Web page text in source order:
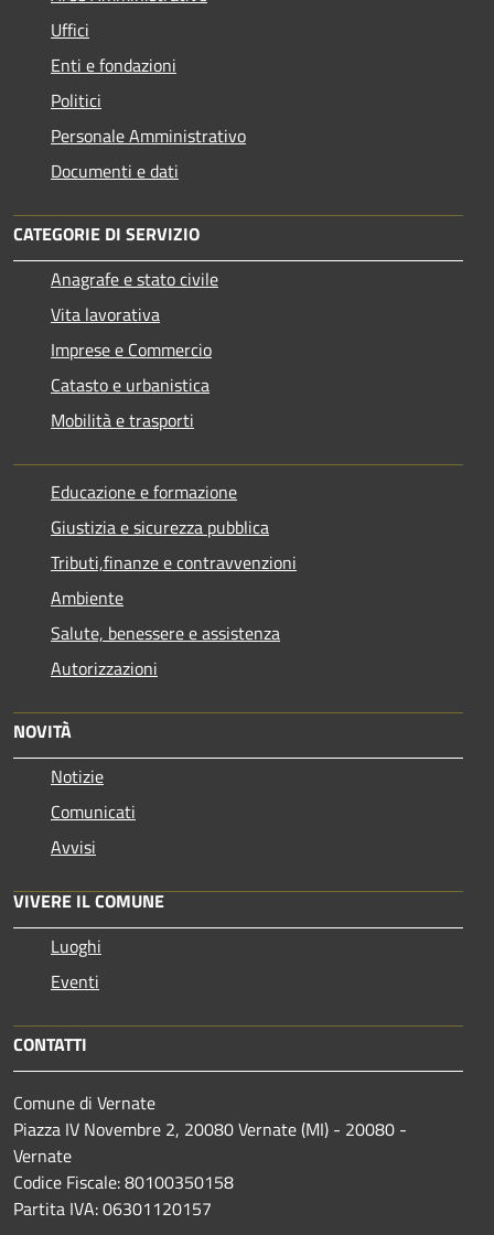
Uffici
Enti e fondazioni
Politici
Personale Amministrativo
Documenti e dati
CATEGORIE DI SERVIZIO
Anagrafe e stato civile
Vita lavorativa
Imprese e Commercio
Catasto e urbanistica
Mobilità e trasporti
Educazione e formazione
Giustizia e sicurezza pubblica
Tributi,finanze e contravvenzioni
Ambiente
Salute, benessere e assistenza
Autorizzazioni
NOVITÀ
Notizie
Comunicati
Avvisi
VIVERE IL COMUNE
Luoghi
Eventi
CONTATTI
Comune di Vernate
Piazza IV Novembre 2, 20080 Vernate (MI) - 20080 -
Vernate
Codice Fiscale: 80100350158
Partita IVA: 06301120157